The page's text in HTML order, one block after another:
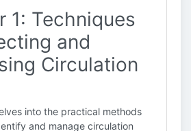
1: Techniques
and
Circulation
into the practical methods
and manage circulation